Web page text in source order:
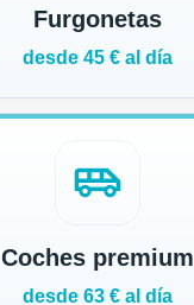
Furgonetas
desde 45 € al día
airport_shuttle
Coches premium
desde 63 € al día